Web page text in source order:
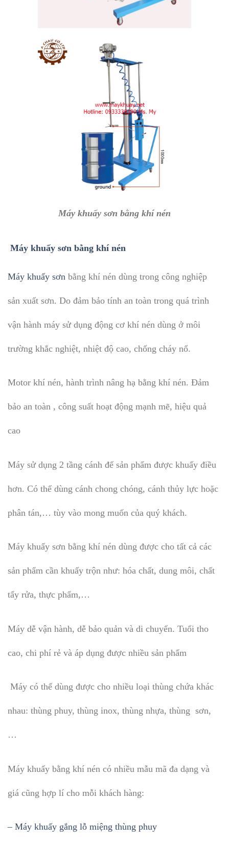
Máy khuấy sơn bằng khí nén
Máy khuấy sơn bằng khí nén
Máy khuấy sơn bằng khí nén dùng trong công nghiệp
sản xuất sơn. Do đảm bảo tính an toàn trong quá trình
vận hành máy sử dụng động cơ khí nén dùng ở môi
trường khắc nghiệt, nhiệt độ cao, chống cháy nổ.
Motor khí nén, hành trình nâng hạ bằng khí nén. Đảm
bảo an toàn , công suất hoạt động mạnh mẽ, hiệu quả
cao
Máy sử dụng 2 tầng cánh để sản phẩm được khuấy điều
hơn. Có thể dùng cánh chong chóng, cánh thủy lực hoặc
phân tán,… tùy vào mong muốn của quý khách.
Máy khuấy sơn bằng khí nén dùng được cho tất cả các
sản phẩm cần khuấy trộn như: hóa chất, dung môi, chất
tẩy rửa, thực phẩm,…
Máy dễ vận hành, dễ bảo quản và di chuyển. Tuổi tho
cao, chi phí rẻ và áp dụng được nhiều sản phẩm
Máy có thể dùng được cho nhiều loại thùng chứa khác
nhau: thùng phuy, thùng inox, thùng nhựa, thùng sơn,
…
Máy khuấy bằng khí nén có nhiều mẫu mã đa dạng và
giá cũng hợp lí cho mỗi khách hàng:
– Máy khuấy gắng lỗ miệng thùng phuy